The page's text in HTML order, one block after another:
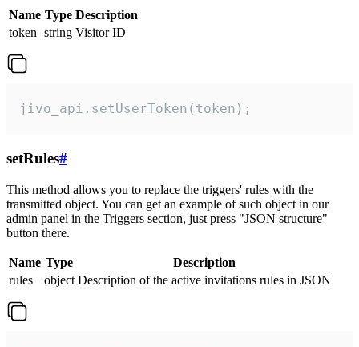
Name Type Description
token string Visitor ID
jivo_api.setUserToken(token);
setRules#
This method allows you to replace the triggers' rules with the
transmitted object. You can get an example of such object in our
admin panel in the Triggers section, just press "JSON structure"
button there.
Name Type
Description
rules
object Description of the active invitations rules in JSON